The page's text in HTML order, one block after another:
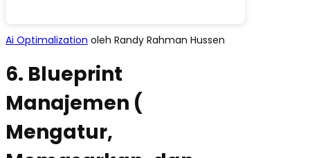
Ai Optimalization oleh Randy Rahman Hussen
6. Blueprint
Manajemen (
Mengatur,